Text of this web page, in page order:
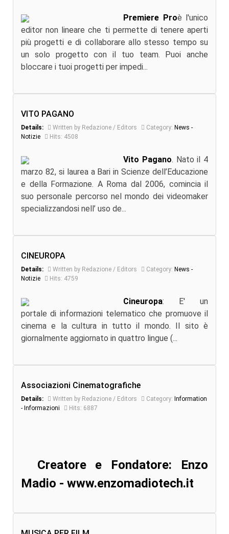
Premiere Proè l'unico
editor non lineare che ti permette di tenere aperti
più progetti e di collaborare allo stesso tempo su
un solo progetto con il tuo team. Puoi anche
bloccare i tuoi progetti per impedi...
VITO PAGANO
Details: Written by Redazione / Editors Category: News -
Notizie
Hits: 4508
Vito Pagano. Nato il 4
marzo 82, si laurea a Bari in Scienze dell’Educazione
e della Formazione. A Roma dal 2006, comincia il
suo personale percorso nel mondo dei videomaker
specializzandosi nell’ uso de...
CINEUROPA
Details: Written by Redazione / Editors Category: News -
Notizie
Hits: 4759
Cineuropa: E' un
portale di informazioni telematico che promuove il
cinema e la cultura in tutto il mondo. Il sito è
giornalmente aggiornato in quattro lingue (...
Associazioni Cinematografiche
Details: Written by Redazione / Editors Category: Information
- Informazioni
Hits: 6887
Creatore e Fondatore: Enzo
Madio - www.enzomadiotech.it